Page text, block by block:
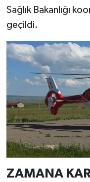
Sağlık Bakanlığı
geçildi.
ZAMANA